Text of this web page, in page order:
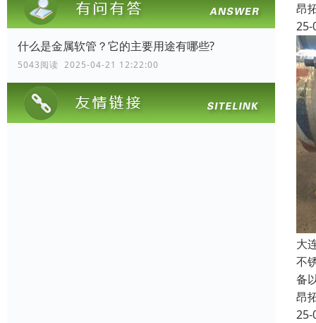
什么是金属软管？它的主要用途有哪些?
5043阅读 2025-04-21 12:22:00
昂
25-
大
不
备
昂
25-